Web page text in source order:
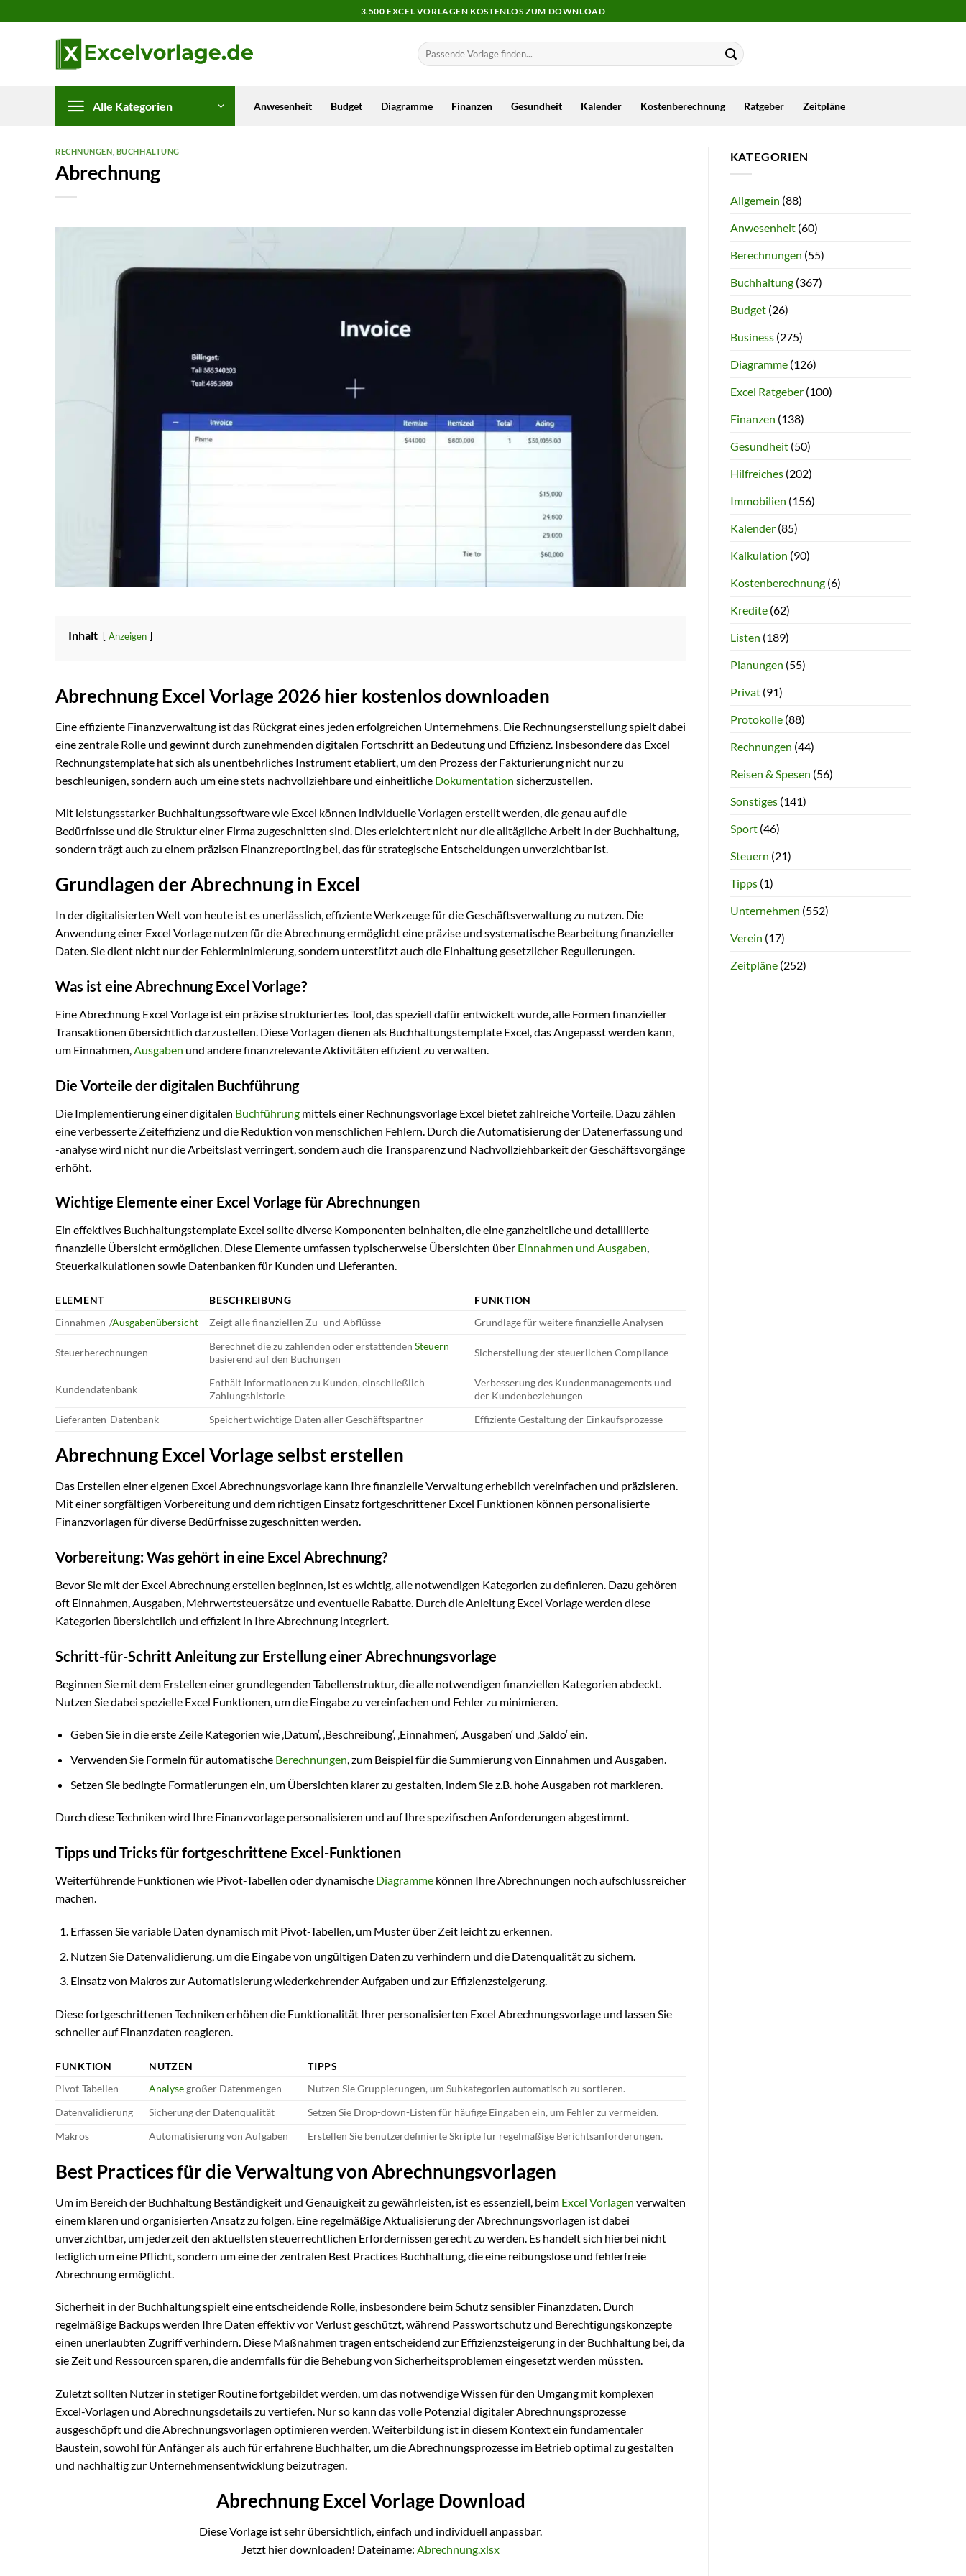
Inhalt
3.500 EXCEL VORLAGEN KOSTENLOS ZUM DOWNLOAD
Alle Kategorien Anwesenheit Budget Diagramme Finanzen Gesundheit Kalender Kostenberechnung Ratgeber Zeitpläne
RECHNUNGEN BUCHHALTUNG
Abrechnung
Inhalt Anzeigen
Abrechnung Excel Vorlage 2026 hier kostenlos downloaden
Eine effiziente Finanzverwaltung ist das Rückgrat eines jeden erfolgreichen Unternehmens. Die Rechnungserstellung spielt dabei
eine zentrale Rolle und gewinnt durch zunehmenden digitalen Fortschritt an Bedeutung und Effizienz. Insbesondere das Excel
Rechnungstemplate hat sich als unentbehrliches Instrument etabliert, um den Prozess der Fakturierung nicht nur zu
beschleunigen, sondern auch um eine stets nachvollziehbare und einheitliche Dokumentation sicherzustellen.
Mit leistungsstarker Buchhaltungssoftware wie Excel können individuelle Vorlagen erstellt werden, die genau auf die
Bedürfnisse und die Struktur einer Firma zugeschnitten sind. Dies erleichtert nicht nur die alltägliche Arbeit in der Buchhaltung,
sondern trägt auch zu einem präzisen Finanzreporting bei, das für strategische Entscheidungen unverzichtbar ist.
Grundlagen der Abrechnung in Excel
In der digitalisierten Welt von heute ist es unerlässlich, effiziente Werkzeuge für die Geschäftsverwaltung zu nutzen. Die
Anwendung einer Excel Vorlage nutzen für die Abrechnung ermöglicht eine präzise und systematische Bearbeitung finanzieller
Daten. Sie dient nicht nur der Fehlerminimierung, sondern unterstützt auch die Einhaltung gesetzlicher Regulierungen.
Was ist eine Abrechnung Excel Vorlage?
Eine Abrechnung Excel Vorlage ist ein präzise strukturiertes Tool, das speziell dafür entwickelt wurde, alle Formen finanzieller
Transaktionen übersichtlich darzustellen. Diese Vorlagen dienen als Buchhaltungstemplate Excel, das Angepasst werden kann,
um Einnahmen,Ausgaben und andere finanzrelevante Aktivitäten effizient zu verwalten.
Die Vorteile der digitalen Buchführung
Die Implementierung einer digitalen Buchführung mittels einer Rechnungsvorlage Excel bietet zahlreiche Vorteile. Dazu zählen
eine verbesserte Zeiteffizienz und die Reduktion von menschlichen Fehlern. Durch die Automatisierung der Datenerfassung und
-analyse wird nicht nur die Arbeitslast verringert, sondern auch die Transparenz und Nachvollziehbarkeit der Geschäftsvorgänge
erhöht.
Wichtige Elemente einer Excel Vorlage für Abrechnungen
Ein effektives Buchhaltungstemplate Excel sollte diverse Komponenten beinhalten, die eine ganzheitliche und detaillierte
finanzielle Übersicht ermöglichen. Diese Elemente umfassen typischerweise Übersichten über Einnahmen und Ausgaben,
Steuerkalkulationen sowie Datenbanken für Kunden und Lieferanten.
ELEMENT BESCHREIBUNG
FUNKTION
Einnahmen-/Ausgabenübersicht Zeigt alle finanziellen Zu- und Abflüsse Grundlage für weitere finanzielle Analysen
Steuerberechnungen
Berechnet die zu zahlenden oder erstattendenSteuern
basierend auf den Buchungen
Sicherstellung der steuerlichen Compliance
Kundendatenbank
Enthält Informationen zu Kunden, einschließlich
Zahlungshistorie
Verbesserung des Kundenmanagements und
der Kundenbeziehungen
Lieferanten-Datenbank
Speichert wichtige Daten aller Geschäftspartner Effiziente Gestaltung der Einkaufsprozesse
Abrechnung Excel Vorlage selbst erstellen
Das Erstellen einer eigenen Excel Abrechnungsvorlage kann Ihre finanzielle Verwaltung erheblich vereinfachen und präzisieren.
Mit einer sorgfältigen Vorbereitung und dem richtigen Einsatz fortgeschrittener Excel Funktionen können personalisierte
Finanzvorlagen für diverse Bedürfnisse zugeschnitten werden.
Vorbereitung: Was gehört in eine Excel Abrechnung?
Bevor Sie mit der Excel Abrechnung erstellen beginnen, ist es wichtig, alle notwendigen Kategorien zu definieren. Dazu gehören
oft Einnahmen, Ausgaben, Mehrwertsteuersätze und eventuelle Rabatte. Durch die Anleitung Excel Vorlage werden diese
Kategorien übersichtlich und effizient in Ihre Abrechnung integriert.
Schritt-für-Schritt Anleitung zur Erstellung einer Abrechnungsvorlage
Beginnen Sie mit dem Erstellen einer grundlegenden Tabellenstruktur, die alle notwendigen finanziellen Kategorien abdeckt.
Nutzen Sie dabei spezielle Excel Funktionen, um die Eingabe zu vereinfachen und Fehler zu minimieren.
Geben Sie in die erste Zeile Kategorien wie ‚Datum‘, ‚Beschreibung‘, ‚Einnahmen‘, ‚Ausgaben‘ und ‚Saldo‘ ein.
Verwenden Sie Formeln für automatische Berechnungen, zum Beispiel für die Summierung von Einnahmen und Ausgaben.
Setzen Sie bedingte Formatierungen ein, um Übersichten klarer zu gestalten, indem Sie z.B. hohe Ausgaben rot markieren.
Durch diese Techniken wird Ihre Finanzvorlage personalisieren und auf Ihre spezifischen Anforderungen abgestimmt.
Tipps und Tricks für fortgeschrittene Excel-Funktionen
Weiterführende Funktionen wie Pivot-Tabellen oder dynamische Diagramme können Ihre Abrechnungen noch aufschlussreicher
machen.
Erfassen Sie variable Daten dynamisch mit Pivot-Tabellen, um Muster über Zeit leicht zu erkennen.
Nutzen Sie Datenvalidierung, um die Eingabe von ungültigen Daten zu verhindern und die Datenqualität zu sichern.
Einsatz von Makros zur Automatisierung wiederkehrender Aufgaben und zur Effizienzsteigerung.
Diese fortgeschrittenen Techniken erhöhen die Funktionalität Ihrer personalisierten Excel Abrechnungsvorlage und lassen Sie
schneller auf Finanzdaten reagieren.
FUNKTION NUTZEN
TIPPS
Pivot-Tabellen
Analysegroßer Datenmengen
Nutzen Sie Gruppierungen, um Subkategorien automatisch zu sortieren.
Datenvalidierung
Sicherung der Datenqualität
Setzen Sie Drop-down-Listen für häufige Eingaben ein, um Fehler zu vermeiden.
Makros
Automatisierung von Aufgaben Erstellen Sie benutzerdefinierte Skripte für regelmäßige Berichtsanforderungen.
Best Practices für die Verwaltung von Abrechnungsvorlagen
Um im Bereich der Buchhaltung Beständigkeit und Genauigkeit zu gewährleisten, ist es essenziell, beim Excel Vorlagen verwalten
einem klaren und organisierten Ansatz zu folgen. Eine regelmäßige Aktualisierung der Abrechnungsvorlagen ist dabei
unverzichtbar, um jederzeit den aktuellsten steuerrechtlichen Erfordernissen gerecht zu werden. Es handelt sich hierbei nicht
lediglich um eine Pflicht, sondern um eine der zentralen Best Practices Buchhaltung, die eine reibungslose und fehlerfreie
Abrechnung ermöglicht.
Sicherheit in der Buchhaltung spielt eine entscheidende Rolle, insbesondere beim Schutz sensibler Finanzdaten. Durch
regelmäßige Backups werden Ihre Daten effektiv vor Verlust geschützt, während Passwortschutz und Berechtigungskonzepte
einen unerlaubten Zugriff verhindern. Diese Maßnahmen tragen entscheidend zur Effizienzsteigerung in der Buchhaltung bei, da
sie Zeit und Ressourcen sparen, die andernfalls für die Behebung von Sicherheitsproblemen eingesetzt werden müssten.
Zuletzt sollten Nutzer in stetiger Routine fortgebildet werden, um das notwendige Wissen für den Umgang mit komplexen
Excel-Vorlagen und Abrechnungsdetails zu vertiefen. Nur so kann das volle Potenzial digitaler Abrechnungsprozesse
ausgeschöpft und die Abrechnungsvorlagen optimieren werden. Weiterbildung ist in diesem Kontext ein fundamentaler
Baustein, sowohl für Anfänger als auch für erfahrene Buchhalter, um die Abrechnungsprozesse im Betrieb optimal zu gestalten
und nachhaltig zur Unternehmensentwicklung beizutragen.
Abrechnung Excel Vorlage Download
Diese Vorlage ist sehr übersichtlich, einfach und individuell anpassbar.
Jetzt hier downloaden! Dateiname: Abrechnung.xlsx
KATEGORIEN
Allgemein (88)
Anwesenheit(60)
Berechnungen (55)
Buchhaltung(367)
Budget(26)
Business(275)
Diagramme(126)
Excel Ratgeber(100)
Finanzen (138)
Gesundheit(50)
Hilfreiches(202)
Immobilien (156)
Kalender(85)
Kalkulation (90)
Kostenberechnung(6)
Kredite(62)
Listen (189)
Planungen (55)
Privat(91)
Protokolle(88)
Rechnungen (44)
Reisen & Spesen (56)
Sonstiges(141)
Sport(46)
Steuern (21)
Tipps(1)
Unternehmen (552)
Verein (17)
Zeitpläne(252)